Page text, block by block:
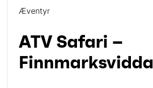
Æventyr
ATV Safari –
Finnmarksvidda